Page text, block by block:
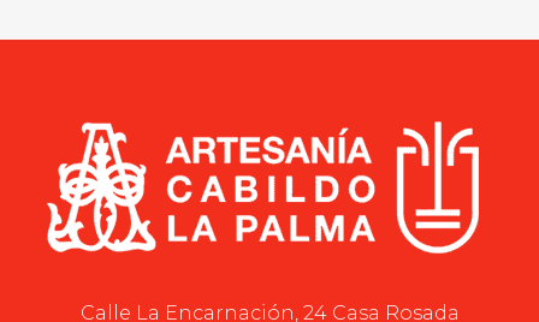
Calle La Encarnación, 24 Casa Rosada